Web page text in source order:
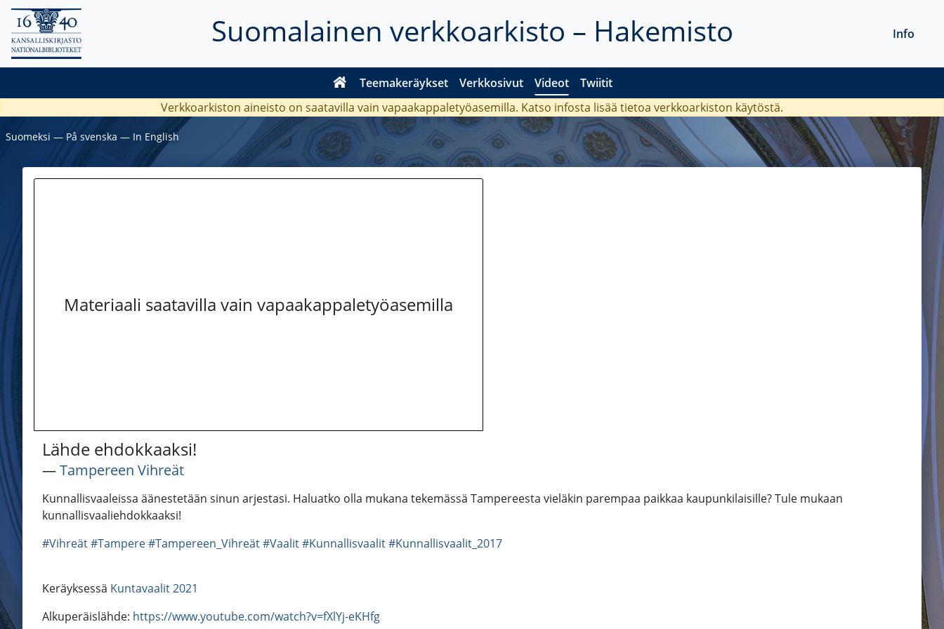
Suomalainen verkkoarkisto – Hakemisto
Teemakeräykset Verkkosivut Videot Twiitit
Info
Verkkoarkiston aineisto on saatavilla vain vapaakappaletyöasemilla. Katso infosta lisää tietoa verkkoarkiston käytöstä.
Suomeksi ― På svenska ― In English
Materiaali saatavilla vain vapaakappaletyöasemilla
Lähde ehdokkaaksi!
―Tampereen Vihreät
Kunnallisvaaleissa äänestetään sinun arjestasi. Haluatko olla mukana tekemässä Tampereesta vieläkin parempaa paikkaa kaupunkilaisille? Tule mukaan
kunnallisvaaliehdokkaaksi!
#Vihreät#Tampere#Tampereen_Vihreät#Vaalit#Kunnallisvaalit#Kunnallisvaalit_2017
Keräyksessä Kuntavaalit 2021
Alkuperäislähde: https://www.youtube.com/watch?v=fXlYj-eKHfg